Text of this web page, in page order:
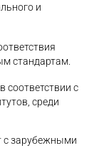
и
стандартам.
соответствии с
среди
с зарубежными